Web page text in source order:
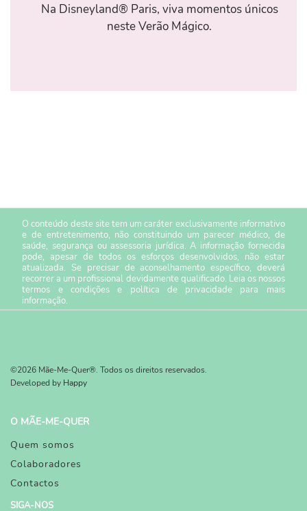
Na Disneyland® Paris, viva momentos únicos
neste Verão Mágico.
O conteúdo deste site tem um caráter exclusivamente informativo
e de entretenimento, não constituindo um parecer médico, de
saúde, segurança ou assessoria jurídica. A informação fornecida
pode, apesar de todos os esforços desenvolvidos, não estar
atualizada. Se precisar de aconselhamento específico, deverá
recorrer a um profissional devidamente qualificado. Leia os nossos
termos e condiçõese política de privacidade para mais
informação.
©2026 Mãe-Me-Quer®. Todos os direitos reservados.
Developed by Happy
O MÃE-ME-QUER
Quem somos
Colaboradores
Contactos
SIGA-NOS